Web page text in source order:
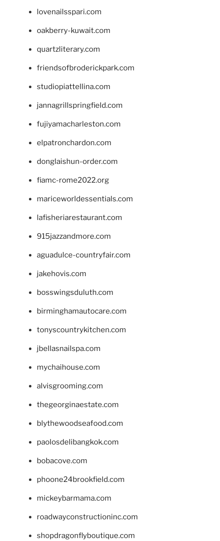
lovenailsspari.com
oakberry-kuwait.com
quartzliterary.com
friendsofbroderickpark.com
studiopiattellina.com
jannagrillspringfield.com
fujiyamacharleston.com
elpatronchardon.com
donglaishun-order.com
fiamc-rome2022.org
mariceworldessentials.com
lafisheriarestaurant.com
915jazzandmore.com
aguadulce-countryfair.com
jakehovis.com
bosswingsduluth.com
birminghamautocare.com
tonyscountrykitchen.com
jbellasnailspa.com
mychaihouse.com
alvisgrooming.com
thegeorginaestate.com
blythewoodseafood.com
paolosdelibangkok.com
bobacove.com
phoone24brookfield.com
mickeybarmama.com
roadwayconstructioninc.com
shopdragonflyboutique.com